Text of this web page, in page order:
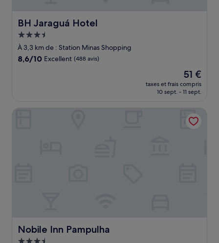
BH Jaraguá Hotel
BH Jaraguá Hotel
Hébergement
3.5 étoiles
À 3,3 km de : Station Minas Shopping
8.6
8,6/10 Excellent (488 avis)
Le
nouveau
prix
de
51 €
51 €
taxes et frais compris
10 sept. - 11 sept.
Nobile Inn Pampulha
Nobile Inn Pampulha